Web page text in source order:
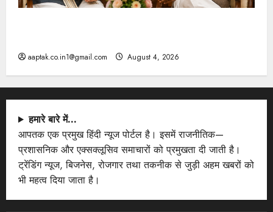
aaptak.co.in1@gmail.com August 4, 2026
हमारे बारे में…
आपतक एक प्रमुख हिंदी न्यूज पोर्टल है। इसमें राजनीतिक—
प्रशासनिक और एक्सक्लूसिव समाचारों को प्रमुखता दी जाती है।
ट्रेंडिंग न्यूज, बिजनेस, रोजगार तथा तकनीक से जुड़ी अहम खबरों को
भी महत्व दिया जाता है।